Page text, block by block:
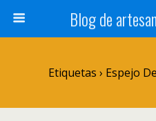
Blog de
Etiquetas › Espejo